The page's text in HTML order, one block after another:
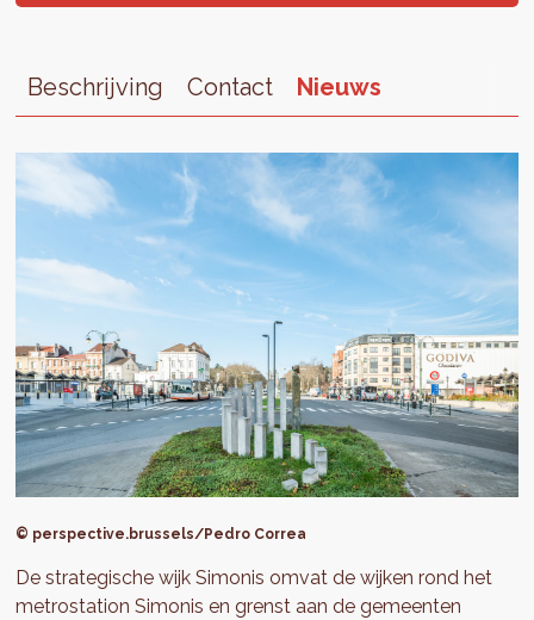
Beschrijving Contact Nieuws
© perspective.brussels/Pedro Correa
De strategische wijk Simonis omvat de wijken rond het
metrostation Simonis en grenst aan de gemeenten